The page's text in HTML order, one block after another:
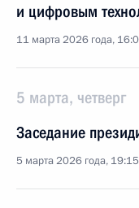
и цифровым
11 марта 2026 года,
5 марта, четверг
Заседание
5 марта 2026 года, 19:15